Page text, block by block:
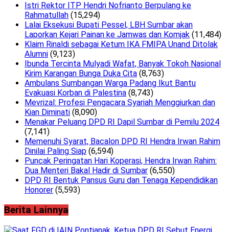
Istri Rektor ITP Hendri Nofrianto Berpulang ke
Rahmatullah (15,294)
Lalai Eksekusi Bupati Pessel, LBH Sumbar akan
Laporkan Kejari Painan ke Jamwas dan Komjak (11,484)
Klaim Rinaldi sebagai Ketum IKA FMIPA Unand Ditolak
Alumni (9,123)
Ibunda Tercinta Mulyadi Wafat, Banyak Tokoh Nasional
Kirim Karangan Bunga Duka Cita (8,763)
Ambulans Sumbangan Warga Padang Ikut Bantu
Evakuasi Korban di Palestina (8,743)
Mevrizal: Profesi Pengacara Syariah Menggiurkan dan
Kian Diminati (8,090)
Menakar Peluang DPD RI Dapil Sumbar di Pemilu 2024
(7,141)
Memenuhi Syarat, Bacalon DPD RI Hendra Irwan Rahim
Dinilai Paling Siap (6,594)
Puncak Peringatan Hari Koperasi, Hendra Irwan Rahim:
Dua Menteri Bakal Hadir di Sumbar (6,550)
DPD RI Bentuk Pansus Guru dan Tenaga Kependidikan
Honorer (5,593)
Berita Lainnya